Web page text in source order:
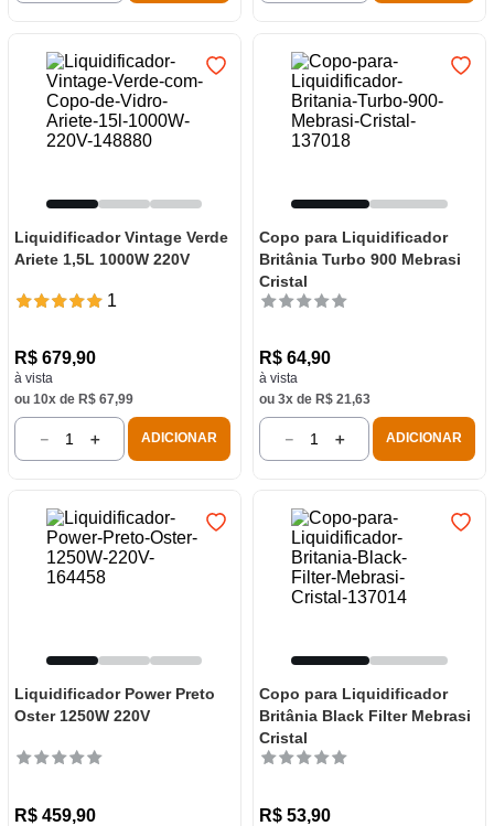
Liquidificador Vintage Verde
Ariete 1,5L 1000W 220V
1
R$ 679,90
à vista
ou 10x de R$ 67,99
＋
－ ADICIONAR
Copo para Liquidificador
Britânia Turbo 900 Mebrasi
Cristal
R$ 64,90
à vista
ou 3x de R$ 21,63
＋
－ ADICIONAR
Liquidificador Power Preto
Oster 1250W 220V
R$ 459,90
Copo para Liquidificador
Britânia Black Filter Mebrasi
Cristal
R$ 53,90